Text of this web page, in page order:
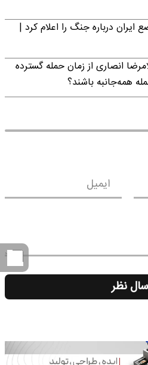
درباره جنگ را اعلام کرد |
انصاری از زمان حمله گسترده
همه‌جانبه باشند؟
ایمیل
نظر